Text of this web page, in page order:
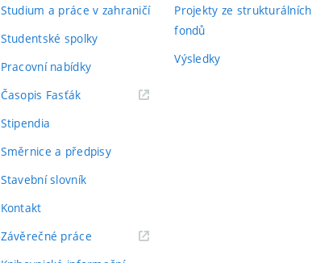
Studium a práce v zahraničí
Studentské spolky
Pracovní nabídky
Časopis Fasťák(externí
Stipendia
Směrnice a předpisy
Stavební slovník
Kontakt
Závěrečné práce(externí
Projekty ze strukturálních
fondů
Výsledky